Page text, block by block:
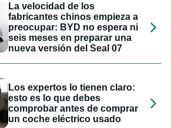
La velocidad de los
fabricantes chinos empieza a
preocupar: BYD no espera ni
seis meses en preparar una
nueva versión del Seal 07
Los expertos lo tienen claro:
esto es lo que debes
comprobar antes de comprar
un coche eléctrico usado